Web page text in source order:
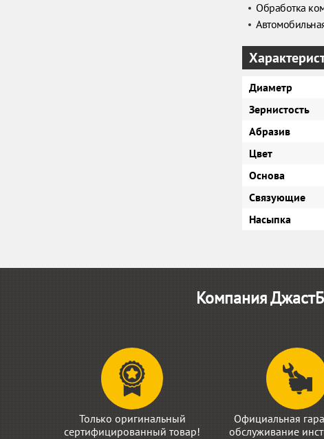
Обработка
Диаметр
Зернистость
Абразив
Цвет
Основа
Связующие
Насыпка
Компания
Только оригинальный
сертифицированный товар!
Официальная
обслуживание